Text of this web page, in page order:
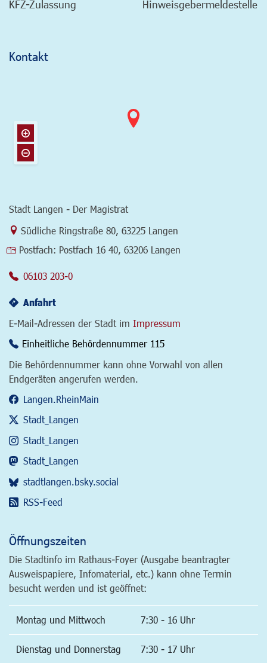
KFZ-Zulassung Hinweisgebermeldestelle
Kontakt
Stadt Langen - Der Magistrat
Link zur Google-Maps Navigation
Südliche Ringstraße 80, 63225 Langen
Postfach: Postfach 16 40, 63206 Langen
06103 203-0
Anfahrt
E-Mail-Adressen der Stadt im Impressum
Einheitliche Behördennummer 115
Die Behördennummer kann ohne Vorwahl von allen
Endgeräten angerufen werden.
Langen.RheinMain
Stadt_Langen
Stadt_Langen
Stadt_Langen
stadtlangen.bsky.social
RSS-Feed
Öffnungszeiten
Die Stadtinfo im Rathaus-Foyer (Ausgabe beantragter
Ausweispapiere, Infomaterial, etc.) kann ohne Termin
besucht werden und ist geöffnet:
Montag und Mittwoch 7:30 - 16 Uhr
Dienstag und Donnerstag 7:30 - 17 Uhr